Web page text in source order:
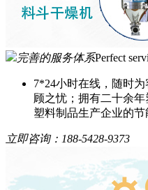
完善的服务体系Perfect
7*24小时在线，随时
顾之忧；拥有二十余
塑料制品生产企业的节
立即咨询： 188-5428-9373